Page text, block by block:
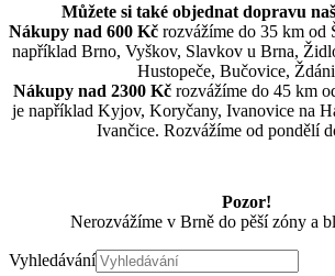
Můžete si také objednat dopravu
Nákupy nad 600 Kč rozvážíme do 35 km od
například Brno, Vyškov, Slavkov u Brna,
Hustopeče, Bučovice,
Nákupy nad 2300 Kčrozvážíme do 45 km
je například Kyjov, Koryčany, Ivanovice na
Ivančice. Rozvážíme od pondělí
Pozor!
Nerozvážíme v Brně do pěší zóny a
Vyhledávání